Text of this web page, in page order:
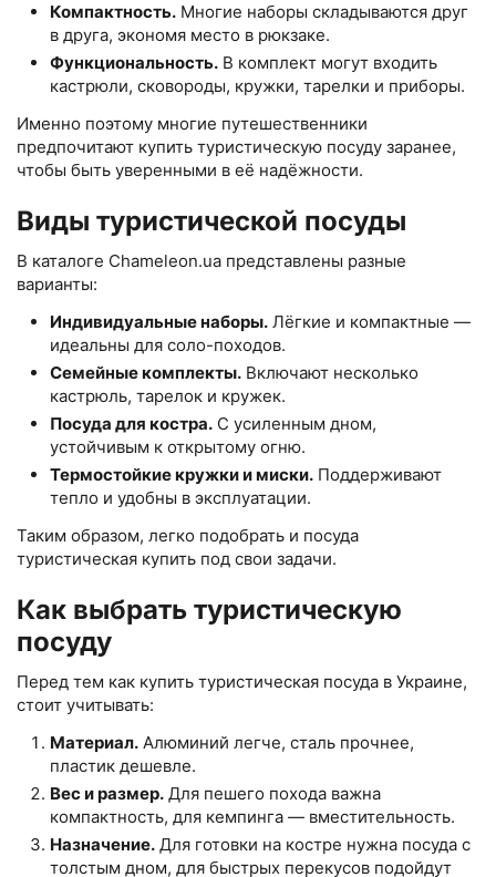
Компактность. Многие наборы складываются друг
в друга, экономя место в рюкзаке.
Функциональность. В комплект могут входить
кастрюли, сковороды, кружки, тарелки и приборы.
Именно поэтому многие путешественники
предпочитают купить туристическую посуду заранее,
чтобы быть уверенными в её надёжности.
Виды туристической посуды
В каталоге Chameleon.ua представлены разные
варианты:
Индивидуальные наборы. Лёгкие и компактные —
идеальны для соло-походов.
Семейные комплекты. Включают несколько
кастрюль, тарелок и кружек.
Посуда для костра. С усиленным дном,
устойчивым к открытому огню.
Термостойкие кружки и миски. Поддерживают
тепло и удобны в эксплуатации.
Таким образом, легко подобрать и посуда
туристическая купить под свои задачи.
Как выбрать туристическую
посуду
Перед тем как купить туристическая посуда в Украине,
стоит учитывать:
Материал. Алюминий легче, сталь прочнее,
пластик дешевле.
Вес и размер. Для пешего похода важна
компактность, для кемпинга — вместительность.
Назначение. Для готовки на костре нужна посуда с
толстым дном, для быстрых перекусов подойдут